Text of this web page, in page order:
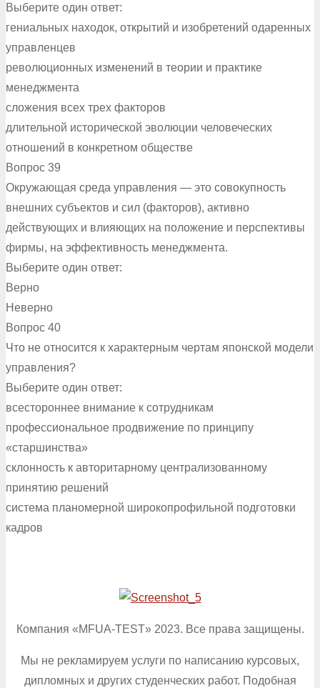
Выберите один ответ:
гениальных находок, открытий и изобретений одаренных
управленцев
революционных изменений в теории и практике
менеджмента
сложения всех трех факторов
длительной исторической эволюции человеческих
отношений в конкретном обществе
Вопрос 39
Окружающая среда управления — это совокупность
внешних субъектов и сил (факторов), активно
действующих и влияющих на положение и перспективы
фирмы, на эффективность менеджмента.
Выберите один ответ:
Верно
Неверно
Вопрос 40
Что не относится к характерным чертам японской модели
управления?
Выберите один ответ:
всестороннее внимание к сотрудникам
профессиональное продвижение по принципу
«старшинства»
склонность к авторитарному централизованному
принятию решений
система планомерной широкопрофильной подготовки
кадров
Компания «MFUA-TEST» 2023. Все права защищены.
Мы не рекламируем услуги по написанию курсовых,
дипломных и других студенческих работ. Подобная